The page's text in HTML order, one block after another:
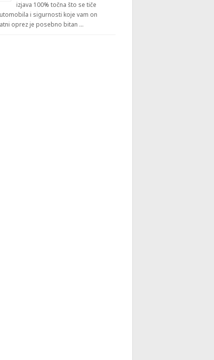
izjava 100% točna što se tiče
i sigurnosti koje vam on
oprez je posebno bitan …